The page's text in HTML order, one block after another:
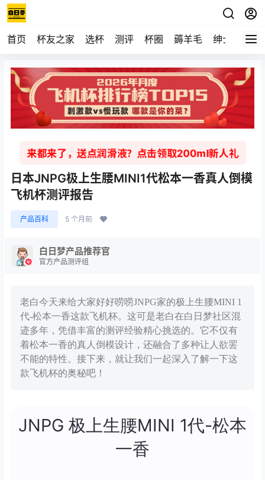
首页 杯友之家 选杯 测评 杯圈 薅羊毛 绅士 视频
来都来了，送点润滑液？点击领取200ml新人礼
日本JNPG极上生腰MINI1代松本一香真人倒模
飞机杯测评报告
产品百科 5 个月前
白日梦产品推荐官
官方产品测评组
老白今天来给大家好好唠唠JNPG家的极上生腰MINI 1
代-松本一香这款飞机杯。这可是老白在白日梦社区混
迹多年，凭借丰富的测评经验精心挑选的。它不仅有
着松本一香的真人倒模设计，还融合了多种让人欲罢
不能的特性。接下来，就让我们一起深入了解一下这
款飞机杯的奥秘吧！
JNPG 极上生腰MINI 1代-松本
一香